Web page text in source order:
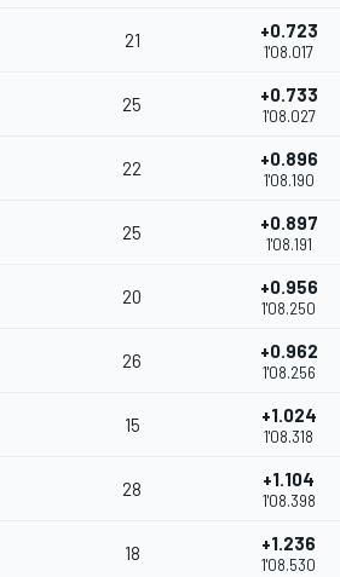
21 +0.723
1'08.017
25 +0.733
1'08.027
22 +0.896
1'08.190
25 +0.897
1'08.191
20 +0.956
1'08.250
26 +0.962
1'08.256
15 +1.024
1'08.318
28 +1.104
1'08.398
18 +1.236
1'08.530